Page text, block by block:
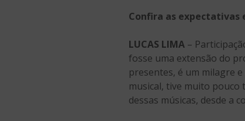
Confira as expectativas
LUCAS LIMA –
fosse uma extensão do
presentes, é um milagre
musical, tive muito pouco
dessas músicas, desde a